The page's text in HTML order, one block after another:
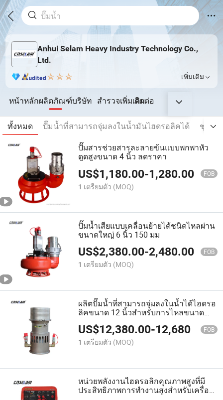
Anhui Selam Heavy Industry Technology Co.,
Ltd.
เพิ่มเติม
หน้าหลักผลิตภัณฑ์บริษัท สำรวจเพิ่มเติมติดต่อ
ทั้งหมด ปั๊มน้ำที่สามารถจุ่มลงในน้ำมันไฮดรอลิคได้
ชุดกำ
ปั๊มสารช่วยสารละลายข้นแบบพกพาหัว
ดูดสูงขนาด 4 นิ้ว ลดราคา
US$1,180.00-1,280.00 FOB
1 เตรียมตัว (MOQ)
ปั๊มน้ำเสียแบบเคลื่อนย้ายได้ชนิดไหลผ่าน
ขนาดใหญ่ 6 นิ้ว 150 มม
US$2,380.00-2,480.00 FOB
1 เตรียมตัว (MOQ)
ผลิตปั๊มน้ำที่สามารถจุ่มลงในน้ำได้ไฮดรอ
ลิคขนาด 12 นิ้วสำหรับการไหลขนาด
US$12,380.00-12,680.00 FOB
1 เตรียมตัว (MOQ)
หน่วยพลังงานไฮดรอลิกคุณภาพสูงที่มี
ประสิทธิภาพการทำงานสูงสำหรับเครื่อง